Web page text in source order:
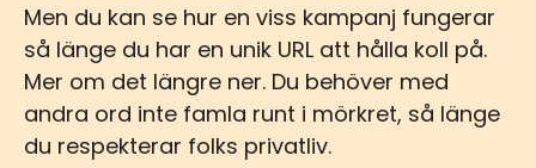
Men du kan se hur en viss kampanj fungerar
så länge du har en unik URL att hålla koll på.
Mer om det längre ner. Du behöver med
andra ord inte famla runt i mörkret, så länge
du respekterar folks privatliv.